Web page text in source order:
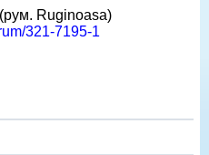
Ruginoasa)
321-7195-1